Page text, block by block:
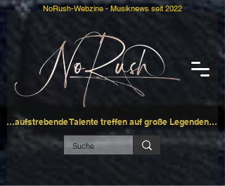
…aufstrebende Talente treffen auf große Legenden…
NoRush-Webzine - Musiknews seit 2022